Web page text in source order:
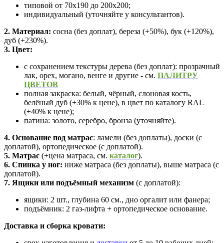
типовой от 70х190 до 200х200;
индивидуальный (уточняйте у консультантов).
2. Материал: сосна (без доплат), береза (+50%), бук (+120%),
дуб (+230%).
3. Цвет:
с сохранением текстуры дерева (без доплат): прозрачный
лак, орех, могано, венге и другие - см. ПАЛИТРУ
ЦВЕТОВ
полная закраска: белый, чёрный, слоновая кость,
белёный дуб (+30% к цене), в цвет по каталогу RAL
(+40% к цене);
патина: золото, серебро, бронза (уточняйте).
4. Основание под матрас: ламели (без доплаты), доски (с
доплатой), ортопедическое (с доплатой).
5. Матрас (+цена матраса, см. каталог).
6. Спинка у ног: ниже матраса (без доплаты), выше матраса (с
доплатой).
7. Ящики или подъёмный механизм (с доплатой):
ящики: 2 шт., глубина 60 см., дно оргалит или фанера;
подъёмник: 2 газ-лифта + ортопедическое основание.
Доставка и сборка кровати: